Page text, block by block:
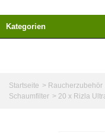
Kategorien
Startseite > Raucherzubehör
Schaumfilter > 20 x Rizla